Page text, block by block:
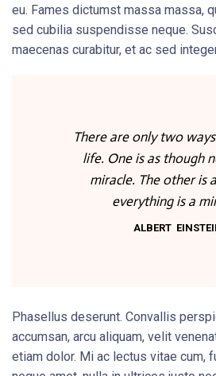
eu. Fames dictumst massa massa,
sed cubilia suspendisse neque.
maecenas curabitur, et ac sed
There are only two
life. One is as though
miracle. The other is
everything is a
ALBERT
Phasellus deserunt. Convallis
accumsan, arcu aliquam, velit
etiam dolor. Mi ac lectus vitae cum,